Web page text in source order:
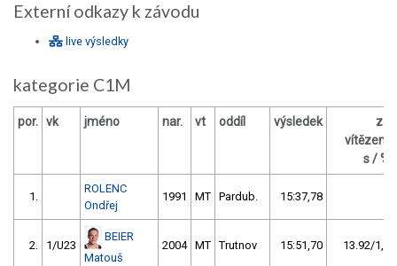
Externí odkazy k závodu
live výsledky
kategorie C1M
por. vk jméno nar. vt oddíl výsledek
za
vítězem
s / %
1.
ROLENC
Ondřej
1991 MT Pardub. 15:37,78
2. 1/U23
BEIER
Matouš
2004 MT Trutnov 15:51,70 13.92/1,5